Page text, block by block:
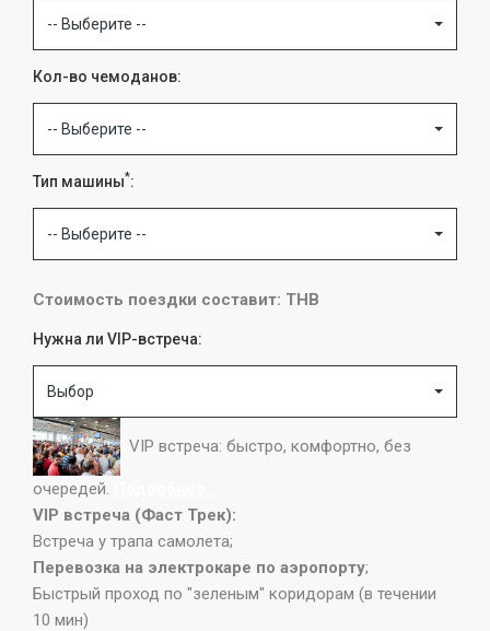
-- Выберите --
Кол-во чемоданов:
-- Выберите --
Тип машины*:
-- Выберите --
Стоимость поездки составит: THB
Нужна ли VIP-встреча:
Выбор
VIP встреча: быстро, комфортно, без
очередей.
VIP встреча (Фаст Трек):
Встреча у трапа самолета;
Перевозка на электрокаре по аэропорту;
Быстрый проход по "зеленым" коридорам (в течении
10 мин)